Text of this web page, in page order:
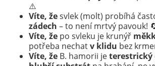
⚠️
Víte, žesvlek (molt) probíhá
zádech – to není mrtvý pavouk!
Víte, žepo svleku je krunýř
potřeba nechatv klidu bez
Víte, žeB. hamorii jeterestrický